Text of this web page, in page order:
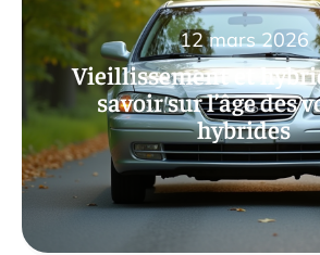
Vieillissement et
savoir sur l’âge des
hybrides
12 mars 2026